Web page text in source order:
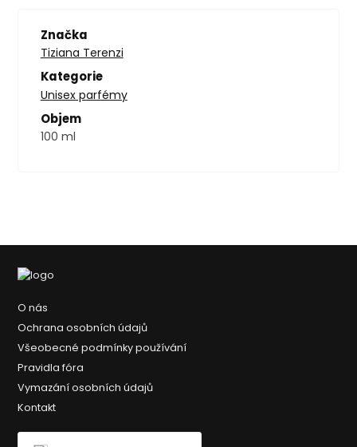
Značka
Tiziana Terenzi
Kategorie
Unisex parfémy
Objem
100 ml
O nás
Ochrana osobních údajů
Všeobecné podmínky používání
Pravidla fóra
Vymazání osobních údajů
Kontakt